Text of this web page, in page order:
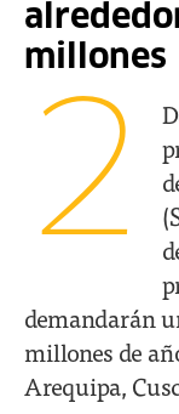
millones
2
demandarán
millones de
Arequipa,